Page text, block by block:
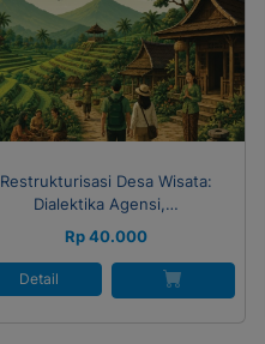
Restrukturisasi Desa Wisata:
Dialektika Agensi,…
Rp 40.000
Detail